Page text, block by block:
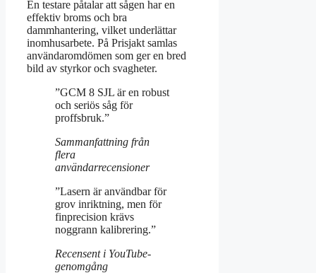
En testare påtalar att sågen har en
effektiv broms och bra
dammhantering, vilket underlättar
inomhusarbete. På Prisjakt samlas
användaromdömen som ger en bred
bild av styrkor och svagheter.
”GCM 8 SJL är en robust
och seriös såg för
proffsbruk.”
Sammanfattning från
flera
användarrecensioner
”Lasern är användbar för
grov inriktning, men för
finprecision krävs
noggrann kalibrering.”
Recensent i YouTube-
genomgång